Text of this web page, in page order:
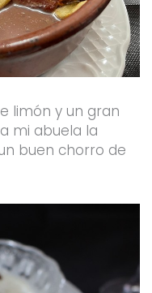
limón y un gran
mi abuela la
buen chorro de